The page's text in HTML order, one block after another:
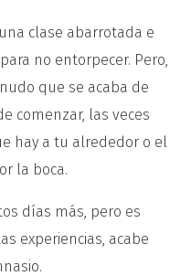
clase abarrotada e
no entorpecer. Pero,
que se acaba de
comenzar, las veces
hay a tu alrededor o el
la boca.
días más, pero es
experiencias, acabe